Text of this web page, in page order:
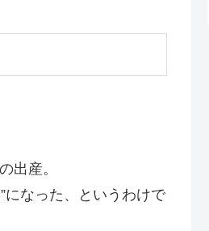
出産。
になった、というわけで